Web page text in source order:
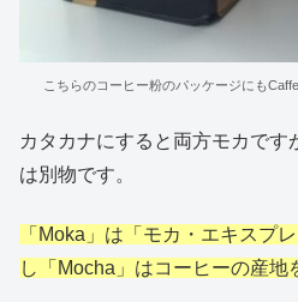
こちらのコーヒー粉のパッケージにも
カタカナにすると両方モカです
は別物です。
「Moka」は「モカ・エキスプ
し「Mocha」はコーヒーの産地